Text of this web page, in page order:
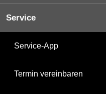
Service
Service-App
Termin vereinbaren